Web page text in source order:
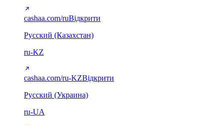
cashaa.com/ruВідкрити
Русский (Казахстан)
ru-KZ
cashaa.com/ru-KZВідкрити
Русский (Украина)
ru-UA